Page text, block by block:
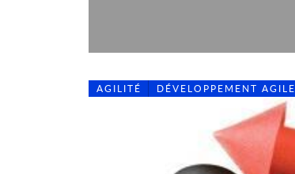
AGILITÉ DÉVELOPPEMENT AGILE